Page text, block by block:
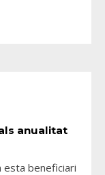
anualitat
esta beneficiari